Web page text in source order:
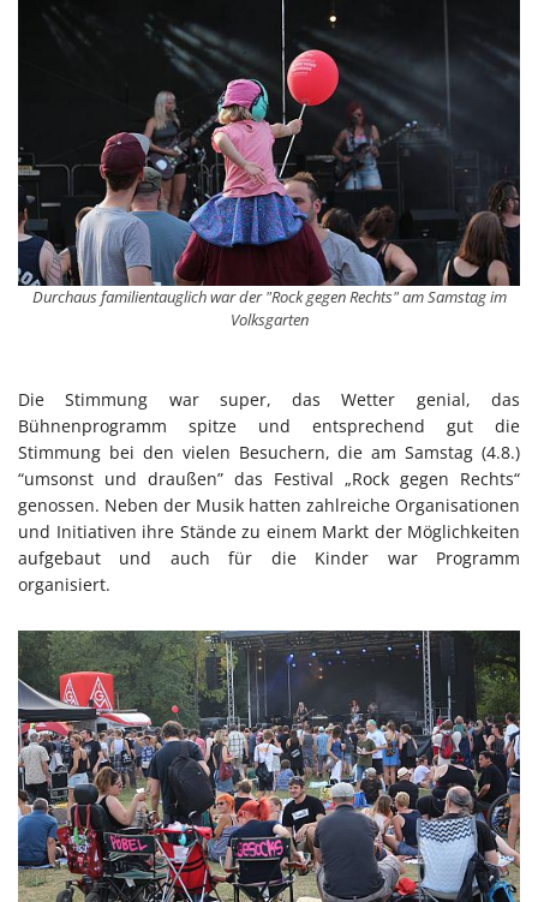
Durchaus familientauglich war der "Rock gegen Rechts" am Samstag im
Volksgarten
Die Stimmung war super, das Wetter genial, das
Bühnenprogramm spitze und entsprechend gut die
Stimmung bei den vielen Besuchern, die am Samstag (4.8.)
“umsonst und draußen” das Festival „Rock gegen Rechts“
genossen. Neben der Musik hatten zahlreiche Organisationen
und Initiativen ihre Stände zu einem Markt der Möglichkeiten
aufgebaut und auch für die Kinder war Programm
organisiert.